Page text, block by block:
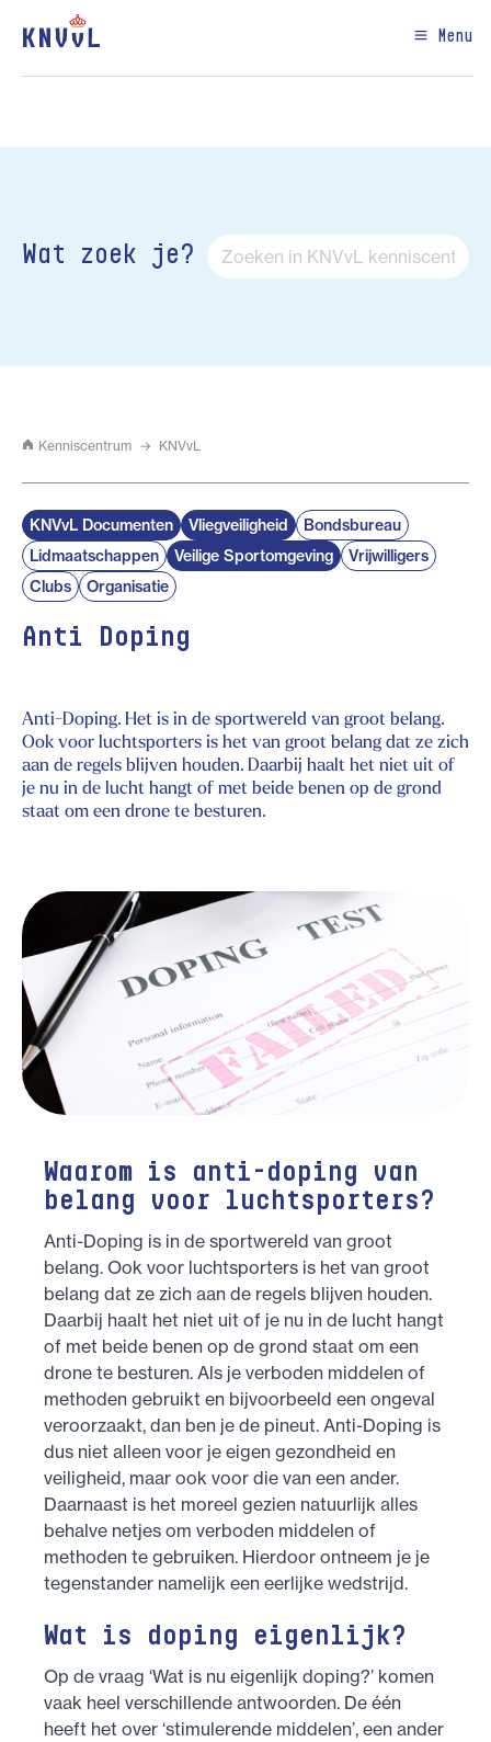
Menu
Wat zoek je?
Kenniscentrum KNVvL
KNVvL Documenten Vliegveiligheid
Bondsbureau
Lidmaatschappen
Veilige Sportomgeving
Vrijwilligers
Clubs
Organisatie
Anti Doping
Anti-Doping. Het is in de sportwereld van groot belang.
Ook voor luchtsporters is het van groot belang dat ze zich
aan de regels blijven houden. Daarbij haalt het niet uit of
je nu in de lucht hangt of met beide benen op de grond
staat om een drone te besturen.
Waarom is anti-doping van
belang voor luchtsporters?
Anti-Doping is in de sportwereld van groot
belang. Ook voor luchtsporters is het van groot
belang dat ze zich aan de regels blijven houden.
Daarbij haalt het niet uit of je nu in de lucht hangt
of met beide benen op de grond staat om een
drone te besturen. Als je verboden middelen of
methoden gebruikt en bijvoorbeeld een ongeval
veroorzaakt, dan ben je de pineut. Anti-Doping is
dus niet alleen voor je eigen gezondheid en
veiligheid, maar ook voor die van een ander.
Daarnaast is het moreel gezien natuurlijk alles
behalve netjes om verboden middelen of
methoden te gebruiken. Hierdoor ontneem je je
tegenstander namelijk een eerlijke wedstrijd.
Wat is doping eigenlijk?
Op de vraag ‘Wat is nu eigenlijk doping?’ komen
vaak heel verschillende antwoorden. De één
heeft het over ‘stimulerende middelen’, een ander